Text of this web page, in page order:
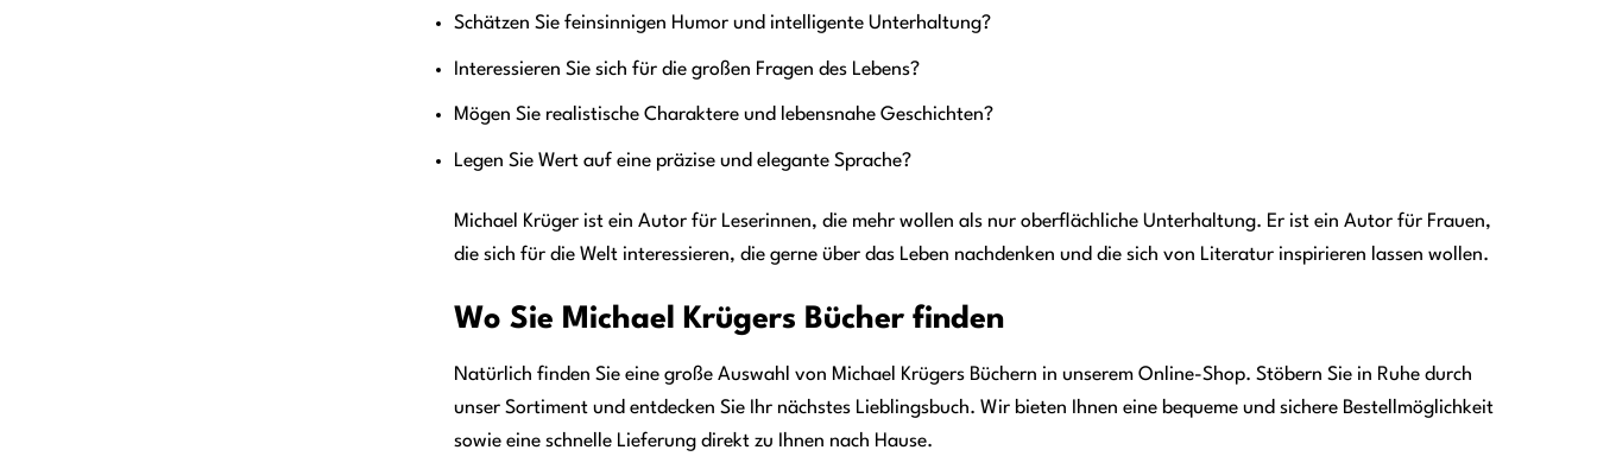
Schätzen Sie feinsinnigen Humor und intelligente Unterhaltung?
Interessieren Sie sich für die großen Fragen des Lebens?
Mögen Sie realistische Charaktere und lebensnahe Geschichten?
Legen Sie Wert auf eine präzise und elegante Sprache?
Michael Krüger ist ein Autor für Leserinnen, die mehr wollen als nur oberflächliche Unterhaltung. Er ist ein Autor für Frauen,
die sich für die Welt interessieren, die gerne über das Leben nachdenken und die sich von Literatur inspirieren lassen wollen.
Wo Sie Michael Krügers Bücher finden
Natürlich finden Sie eine große Auswahl von Michael Krügers Büchern in unserem Online-Shop. Stöbern Sie in Ruhe durch
unser Sortiment und entdecken Sie Ihr nächstes Lieblingsbuch. Wir bieten Ihnen eine bequeme und sichere Bestellmöglichkeit
sowie eine schnelle Lieferung direkt zu Ihnen nach Hause.